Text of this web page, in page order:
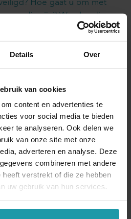
Details Over
van cookies
content en advertenties te
voor social media te bieden
te analyseren. Ook delen we
van onze site met onze
adverteren en analyse. Deze
combineren met andere
heeft verstrekt of die ze hebben
uw gebruik van hun services.
nodig zijn? Worden die
beleid voor (Hoe lang worden
worden gegevens
verantwoordelijk)? Leg
Onder de AVG heeft u
met de AVG
voor verwerkingsbeleid en -
by design en privacy by
dat al bij het ontwerpen van
rekening met de
default houdt in dat u de